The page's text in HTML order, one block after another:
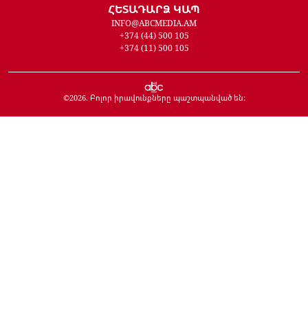
ՀԵՏԱԴԱՐՁ ԿԱՊ
INFO@ABCMEDIA.AM
+374 (44) 500 105
+374 (11) 500 105
©2026. Բոլոր իրավունքները պաշտպանված են: